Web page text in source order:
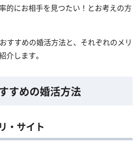
的にお相手を見つたい！とお考えの方
すすめの婚活方法と、それぞれのメリ
介します。
すめの婚活方法
・サイト